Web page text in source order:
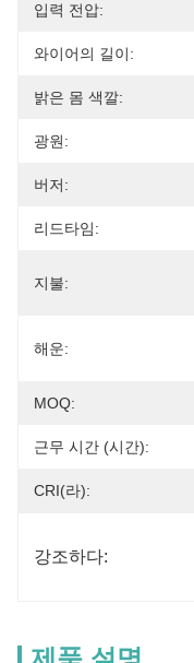
입력 전압:
와이어의 길이:
밝은 몸 색깔:
광원:
버저:
리드타임:
지불:
해운:
MOQ:
근무 시간 (시간):
CRI(라):
강조하다: